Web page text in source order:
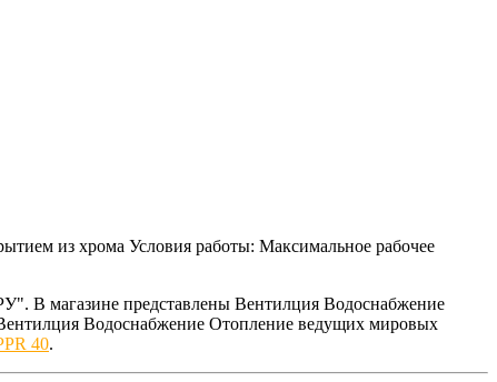
из хрома Условия работы: Максимальное рабочее
В магазине представлены Вентилция Водоснабжение
Водоснабжение Отопление ведущих мировых
40.